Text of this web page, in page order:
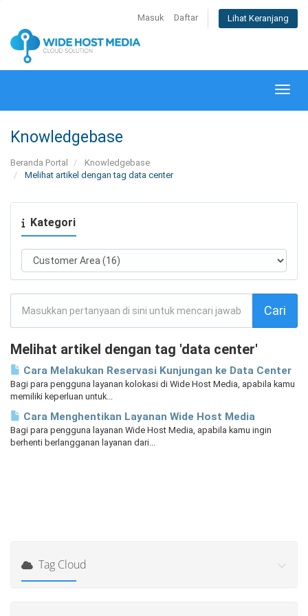
Masuk Daftar Lihat Keranjang
Knowledgebase
Beranda Portal
Knowledgebase
Melihat artikel dengan tag data center
Kategori
Melihat artikel dengan tag 'data center'
Cara Melakukan Reservasi Kunjungan ke Data Center
Bagi para pengguna layanan kolokasi di Wide Host Media, apabila kamu
memiliki keperluan untuk...
Cara Menghentikan Layanan Wide Host Media
Bagi para pengguna layanan Wide Host Media, apabila kamu ingin
berhenti berlangganan layanan dari...
Tag Cloud